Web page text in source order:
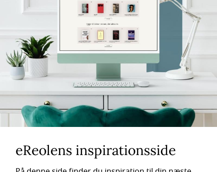
eReolens inspirationsside